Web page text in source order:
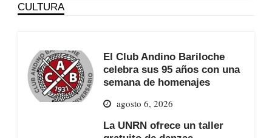
CULTURA
El Club Andino Bariloche
celebra sus 95 años con una
semana de homenajes
agosto 6, 2026
La UNRN ofrece un taller